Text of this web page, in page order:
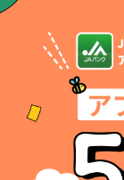
セキュリティ
困った時は